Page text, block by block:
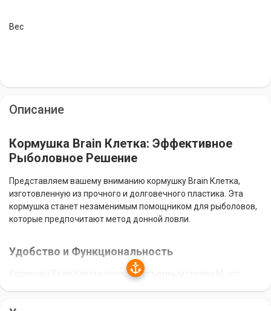
Вес
Описание
Кормушка Brain Клетка: Эффективное
Рыболовное Решение
Представляем вашему вниманию кормушку Brain Клетка,
изготовленную из прочного и долговечного пластика. Эта
кормушка станет незаменимым помощником для рыболовов,
которые предпочитают метод донной ловли.
Удобство и Функциональность
Кормушка Brain Клетка оснащена съемным грузом M, что